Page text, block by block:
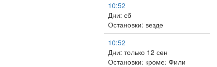
10:52
Дни: сб
Остановки: везде
10:52
Дни: только 12 сен
Остановки: кроме: Фили